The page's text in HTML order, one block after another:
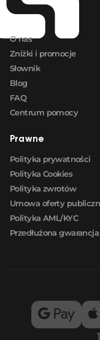
Firma
O nas
Zniżki i promocje
Słownik
Blog
FAQ
Centrum pomocy
Prawne
Polityka prywatności
Polityka Cookies
Polityka zwrotów
Umowa oferty
Polityka AML/KYC
Przedłużona gwarancja